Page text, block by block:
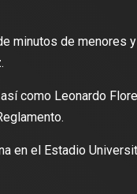
minutos de menores
como Leonardo
en el Estadio